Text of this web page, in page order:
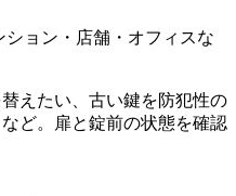
ション・店舗・オフィスな
えたい、古い鍵を防犯性の
ど。扉と錠前の状態を確認